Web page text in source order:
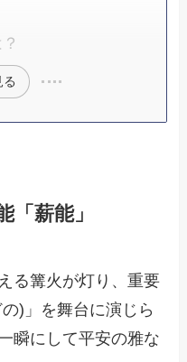
る
「薪能」
る篝火が灯り、重要
)」を舞台に演じら
瞬にして平安の雅な